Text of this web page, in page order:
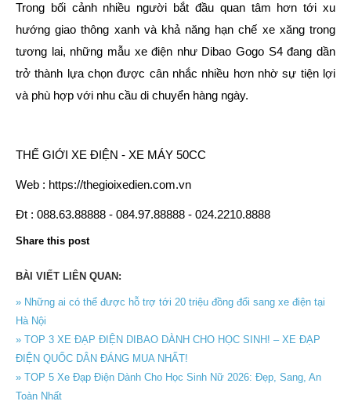
Trong bối cảnh nhiều người bắt đầu quan tâm hơn tới xu
hướng giao thông xanh và khả năng hạn chế xe xăng trong
tương lai, những mẫu xe điện như Dibao Gogo S4 đang dần
trở thành lựa chọn được cân nhắc nhiều hơn nhờ sự tiện lợi
và phù hợp với nhu cầu di chuyển hàng ngày.
THẾ GIỚI XE ĐIỆN - XE MÁY 50CC
Web : https://thegioixedien.com.vn
Đt : 088.63.88888 - 084.97.88888 - 024.2210.8888
Share this post
BÀI VIẾT LIÊN QUAN:
» Những ai có thể được hỗ trợ tới 20 triệu đồng đổi sang xe điện tại
Hà Nội
» TOP 3 XE ĐẠP ĐIỆN DIBAO DÀNH CHO HỌC SINH! – XE ĐẠP
ĐIỆN QUỐC DÂN ĐÁNG MUA NHẤT!
» TOP 5 Xe Đạp Điện Dành Cho Học Sinh Nữ 2026: Đẹp, Sang, An
Toàn Nhất